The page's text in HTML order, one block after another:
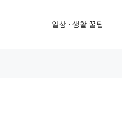
일상 · 생활 꿀팁